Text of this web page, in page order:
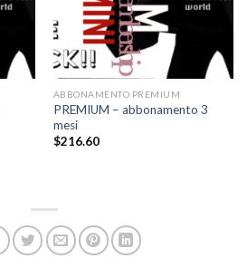
ABBONAMENTO PREMIUM
PREMIUM – abbonamento 3
mesi
$216.60